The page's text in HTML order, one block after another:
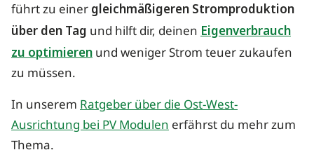
führt zu einer gleichmäßigeren Stromproduktion
über den Tag und hilft dir, deinen Eigenverbrauch
zu optimieren und weniger Strom teuer zukaufen
zu müssen.
In unseremRatgeber über die Ost-West-
Ausrichtung bei PV Modulenerfährst du mehr zum
Thema.